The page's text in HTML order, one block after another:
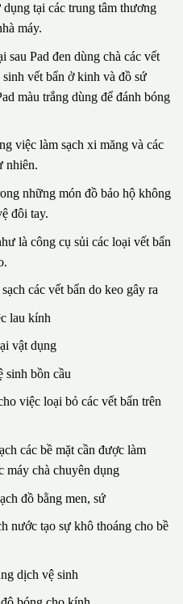
tại các trung tâm thương
máy.
sau Pad đen dùng chà các vết
vết bẩn ở kinh và đồ sứ
màu trắng dùng để đánh bóng
việc làm sạch xi măng và các
nhiên.
những món đồ bảo hộ không
đôi tay.
là công cụ sủi các loại vết bẩn
các vết bẩn do keo gây ra
lau kính
vật dụng
sinh bồn cầu
việc loại bỏ các vết bẩn trên
các bề mặt cần được làm
máy chà chuyên dụng
đồ bằng men, sứ
nước tạo sự khô thoáng cho bề
dịch vệ sinh